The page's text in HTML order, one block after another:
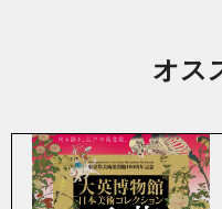
オス